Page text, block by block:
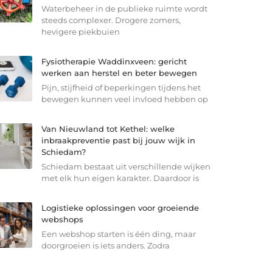
Waterbeheer in de publieke ruimte wordt
steeds complexer. Drogere zomers,
hevigere piekbuien
Fysiotherapie Waddinxveen: gericht
werken aan herstel en beter bewegen
Pijn, stijfheid of beperkingen tijdens het
bewegen kunnen veel invloed hebben op
Van Nieuwland tot Kethel: welke
inbraakpreventie past bij jouw wijk in
Schiedam?
Schiedam bestaat uit verschillende wijken
met elk hun eigen karakter. Daardoor is
Logistieke oplossingen voor groeiende
webshops
Een webshop starten is één ding, maar
doorgroeien is iets anders. Zodra